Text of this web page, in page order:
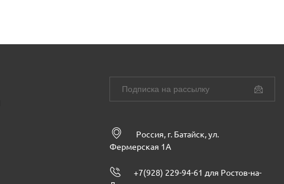
Россия, г. Батайск, ул.
Фермерская 1А
+7(928) 229-94-61 для Ростов-на-